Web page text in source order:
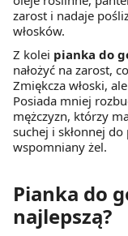
zarost i nadaje
włosków.
Z kolei pianka do
nałożyć na zarost,
Zmiękcza włoski,
Posiada mniej
mężczyzn, którzy
suchej i skłonnej
wspomniany żel.
Pianka do
najlepszą?